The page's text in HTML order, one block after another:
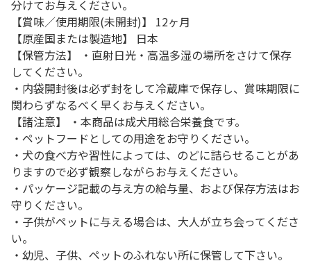
分けてお与えください。
【賞味／使用期限(未開封)】 12ヶ月
【原産国または製造地】 日本
【保管方法】 ・直射日光・高温多湿の場所をさけて保存
してください。
・内袋開封後は必ず封をして冷蔵庫で保存し、賞味期限に
関わらずなるべく早くお与えください。
【諸注意】 ・本商品は成犬用総合栄養食です。
・ペットフードとしての用途をお守りください。
・犬の食べ方や習性によっては、のどに詰らせることがあ
りますので必ず観察しながらお与えください。
・パッケージ記載の与え方の給与量、および保存方法はお
守りください。
・子供がペットに与える場合は、大人が立ち会ってくださ
い。
・幼児、子供、ペットのふれない所に保管して下さい。